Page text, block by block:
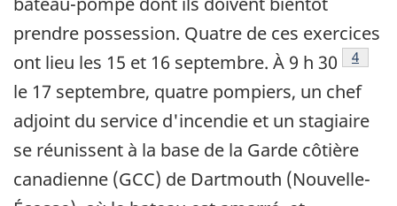
prendre possession. Quatre de ces exercices
ont lieu les 15 et 16 septembre. À 9 h 30
Note
4
le 17 septembre, quatre pompiers, un chef
adjoint du service d'incendie et un stagiaire
se réunissent à la base de la Garde côtière
canadienne (GCC) de Dartmouth (Nouvelle-